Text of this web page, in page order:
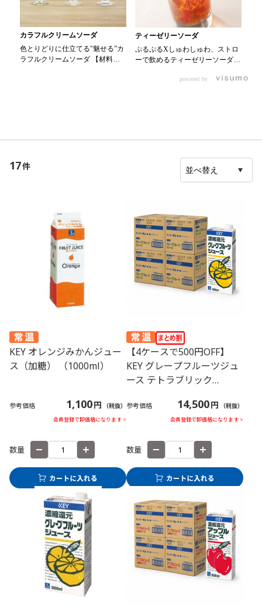
カラフルクリームソーダ
色とりどりに仕立てる"魅せる”カ
ラフルクリームソーダ 【材料】
入れ、かき氷シロップ30ml、炭酸
ティーゼリーソーダ
ぷるぷるXしゅわしゅわ、ストロ
ーで飲めるティーゼリーソーダ
イスティー 無糖 200ml ・粉ゼ
れ、よく溶かしておく 2.ボウルに
粉ゼラチン4gと少量のお湯を入れ
入れる 4.3に炭酸水90mlを注ぎ、
適宜レモン、ミント、シュガーシ
ロップを入れる
powered by
17件
KEY オレンジみかんジュー
ス（加糖） （1000ml）
参考価格 1,100円 （税抜）
会員登録で卸価格になります >
数量
【4ケースで500円OFF】
KEY グレープフルーツジュ
ース テトラブリック
参考価格 14,500円 （税抜）
会員登録で卸価格になります >
数量